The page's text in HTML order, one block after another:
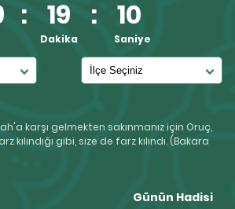
karşı gelmekten sakınmanız için Oruç,
kılındığı gibi, size de farz kılındı. (Bakara
: 19 : 09
Dakika Saniye
Günün Hadisi